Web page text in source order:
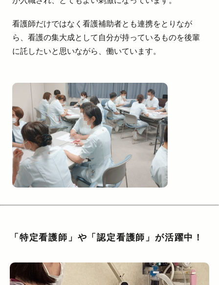
看護師だけではなく看護補助者とも連携をとりなが
ら、看護の集大成として自分が持っているものを後輩
に託したいと思いながら、働いています。
「特定看護師」や「認定看護師」が活躍中！